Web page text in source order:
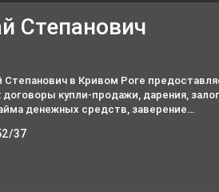
Степанович
в Кривом Роге
купли-продажи, дарения,
денежных средств, заверение
37